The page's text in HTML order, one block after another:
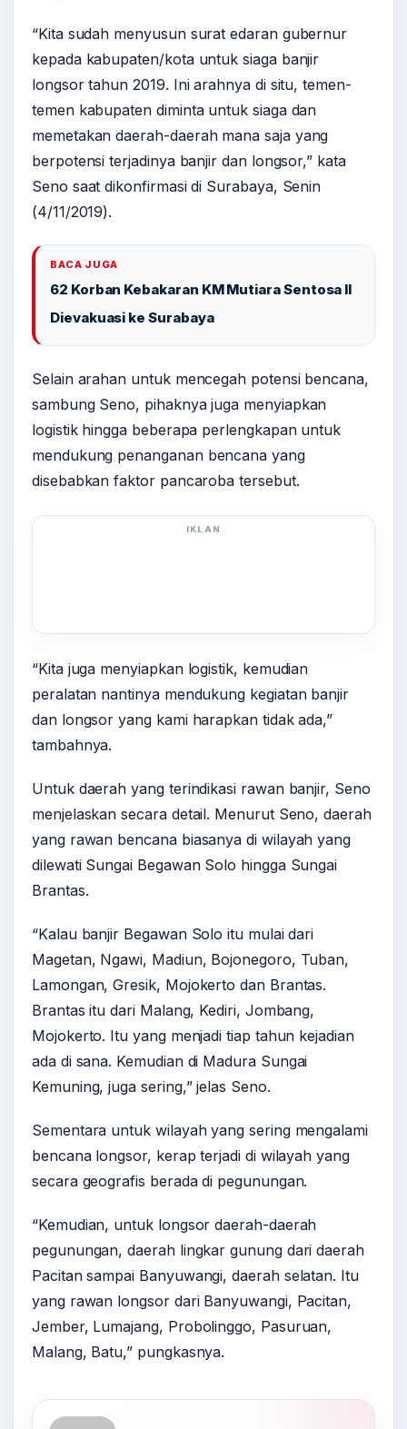
“Kita sudah menyusun surat edaran gubernur
kepada kabupaten/kota untuk siaga banjir
longsor tahun 2019. Ini arahnya di situ, temen-
temen kabupaten diminta untuk siaga dan
memetakan daerah-daerah mana saja yang
berpotensi terjadinya banjir dan longsor,” kata
Seno saat dikonfirmasi di Surabaya, Senin
(4/11/2019).
BACA JUGA
62 Korban Kebakaran KM Mutiara Sentosa II
Dievakuasi ke Surabaya
Selain arahan untuk mencegah potensi bencana,
sambung Seno, pihaknya juga menyiapkan
logistik hingga beberapa perlengkapan untuk
mendukung penanganan bencana yang
disebabkan faktor pancaroba tersebut.
IKLAN
“Kita juga menyiapkan logistik, kemudian
peralatan nantinya mendukung kegiatan banjir
dan longsor yang kami harapkan tidak ada,”
tambahnya.
Untuk daerah yang terindikasi rawan banjir, Seno
menjelaskan secara detail. Menurut Seno, daerah
yang rawan bencana biasanya di wilayah yang
dilewati Sungai Begawan Solo hingga Sungai
Brantas.
“Kalau banjir Begawan Solo itu mulai dari
Magetan, Ngawi, Madiun, Bojonegoro, Tuban,
Lamongan, Gresik, Mojokerto dan Brantas.
Brantas itu dari Malang, Kediri, Jombang,
Mojokerto. Itu yang menjadi tiap tahun kejadian
ada di sana. Kemudian di Madura Sungai
Kemuning, juga sering,” jelas Seno.
Sementara untuk wilayah yang sering mengalami
bencana longsor, kerap terjadi di wilayah yang
secara geografis berada di pegunungan.
“Kemudian, untuk longsor daerah-daerah
pegunungan, daerah lingkar gunung dari daerah
Pacitan sampai Banyuwangi, daerah selatan. Itu
yang rawan longsor dari Banyuwangi, Pacitan,
Jember, Lumajang, Probolinggo, Pasuruan,
Malang, Batu,” pungkasnya.